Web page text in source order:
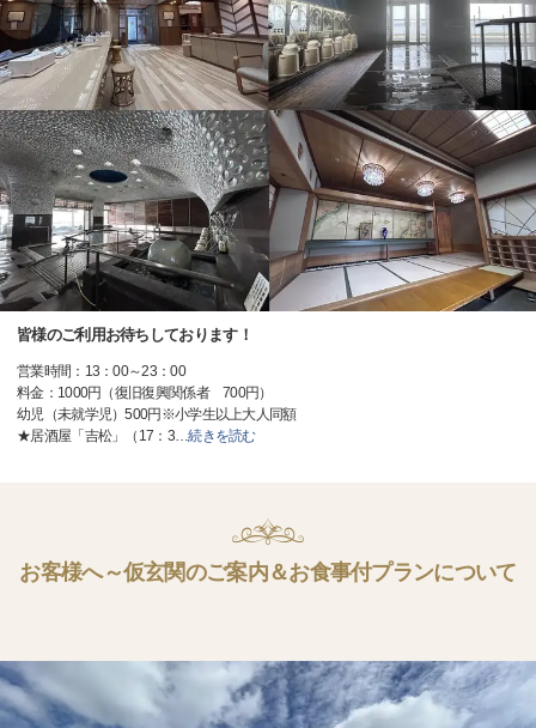
皆様のご利用お待ちしております！
営業時間：13：00～23：00
料金：1000円（復旧復興関係者 700円）
幼児（未就学児）500円※小学生以上大人同額
★居酒屋「吉松」（17：3…続きを読む
お客様へ～仮玄関のご案内＆お食事付プランについて